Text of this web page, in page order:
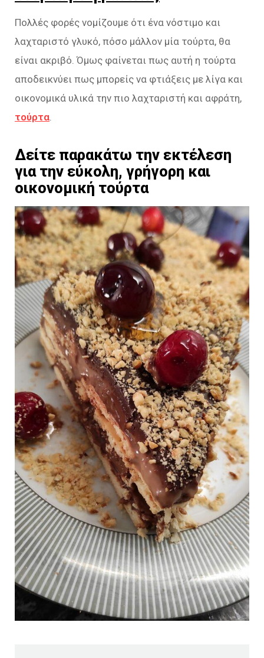
Πολλές φορές νομίζουμε ότι ένα νόστιμο και
λαχταριστό γλυκό, πόσο μάλλον μία τούρτα, θα
είναι ακριβό. Όμως φαίνεται πως αυτή η τούρτα
αποδεικνύει πως μπορείς να φτιάξεις με λίγα και
οικονομικά υλικά την πιο λαχταριστή και αφράτη,
τούρτα
Δείτε παρακάτω την εκτέλεση
για την εύκολη, γρήγορη και
οικονομική τούρτα